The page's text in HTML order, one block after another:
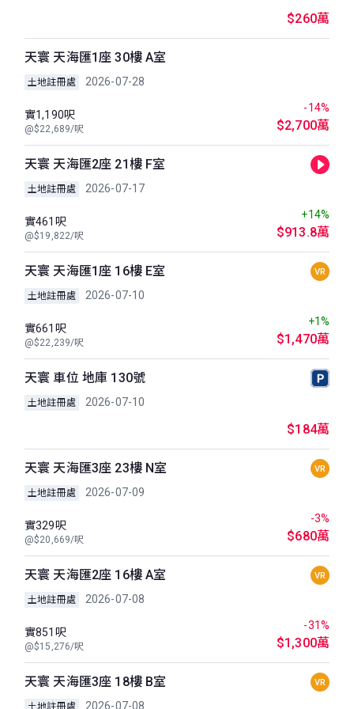
$260萬
天寰 天海匯1座 30樓 A室
土地註冊處 2026-07-28
實1,190呎
@$22,689/呎
-14%
$2,700萬
天寰 天海匯2座 21樓 F室
土地註冊處 2026-07-17
實461呎
@$19,822/呎
+14%
$913.8萬
天寰 天海匯1座 16樓 E室 VR
土地註冊處 2026-07-10
實661呎
@$22,239/呎
+1%
$1,470萬
天寰 車位 地庫 130號
土地註冊處 2026-07-10
$184萬
天寰 天海匯3座 23樓 N室 VR
土地註冊處 2026-07-09
實329呎
@$20,669/呎
-3%
$680萬
天寰 天海匯2座 16樓 A室 VR
土地註冊處 2026-07-08
實851呎
@$15,276/呎
-31%
$1,300萬
天寰 天海匯3座 18樓 B室 VR
土地註冊處 2026-07-08